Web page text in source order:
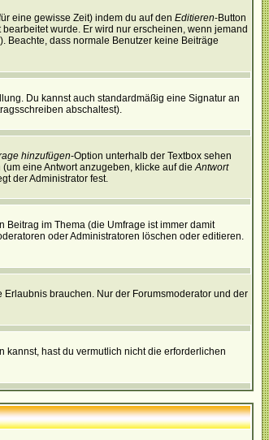
eine gewisse Zeit) indem du auf den Editieren-Button
wurde. Er wird nur erscheinen, wenn jemand
Beachte, dass normale Benutzer keine Beiträge
Du kannst auch standardmäßig eine Signatur an
abschaltest).
hinzufügen-Option unterhalb der Textbox sehen
eine Antwort anzugeben, klicke auf dieAntwort
der Administrator fest.
Beitrag im Thema (die Umfrage ist immer damit
oder Administratoren löschen oder editieren.
brauchen. Nur der Forumsmoderator und der
kannst, hast du vermutlich nicht die erforderlichen